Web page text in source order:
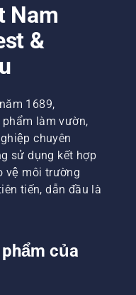
Nam
&
1689,
làm vườn,
chuyên
sử dụng kết hợp
vệ môi trường
tiến, dẫn đầu là
của